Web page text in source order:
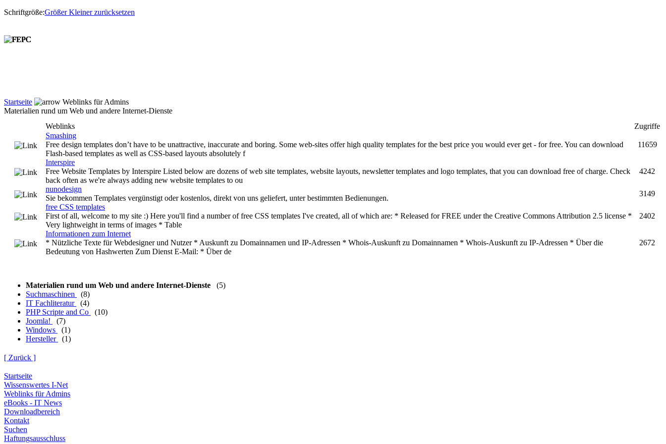
Schriftgröße:GrößerKleinerzurücksetzen
Startseite
Weblinks für Admins
Materialien rund um Web und andere Internet-Dienste
Weblinks
Zugriffe
Smashing
Free design templates don’t have to be unattractive, inaccurate and boring. Some web-sites offer high quality templates for the best price you would ever get - for free. You can download
Flash-based templates as well as CSS-based layouts absolutely f
11659
Interspire
Free Website Templates by Interspire Listed below are dozens of web site templates, website layouts, newsletter templates and logo templates, that you can download free of charge. Check
back often as we're always adding new website templates to ou
4242
nunodesign
Sie bekommen Templates vergünstigt oder kostenlos, direkt von uns geliefert, unter bestimmten Bedienungen.
3149
free CSS templates
First of all, welcome to my site :) Here you'll find a number of free CSS templates I've created, all of which are: * Released for FREE under the Creative Commons Attribution 2.5 license *
Very lightweight in terms of images * Table
2402
Informationen zum Internet
* Nützliche Texte für Webdesigner und Nutzer * Auskunft zu Domainnamen und IP-Adressen * Whois-Auskunft zu Domainnamen * Whois-Auskunft zu IP-Adressen * Über die
Bedeutung von Hashwerten Zum Dienst E-Mail: * Über de
2672
Materialien rund um Web und andere Internet-Dienste
(5)
Suchmaschinen
(8)
IT Fachliteratur
(4)
PHP Scripte and Co
(10)
Joomla!
(7)
Windows
(1)
Hersteller
(1)
[ Zurück ]
Startseite
Wissenswertes I-Net
Weblinks für Admins
eBooks - IT News
Downloadbereich
Kontakt
Suchen
Haftungsausschluss